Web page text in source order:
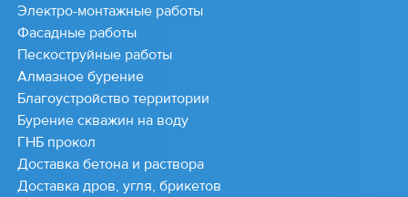
Электро-монтажные работы
Фасадные работы
Пескоструйные работы
Алмазное бурение
Благоустройство территории
Бурение скважин на воду
ГНБ прокол
Доставка бетона и раствора
Доставка дров, угля, брикетов